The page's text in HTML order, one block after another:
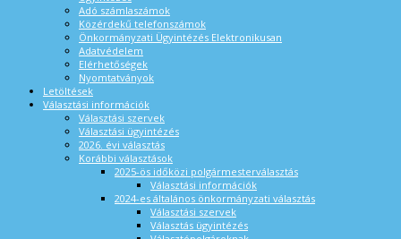
Adó számlaszámok
Közérdekű telefonszámok
Önkormányzati Ügyintézés Elektronikusan
Adatvédelem
Elérhetőségek
Nyomtatványok
Letöltések
Választási információk
Választási szervek
Választási ügyintézés
2026. évi választás
Korábbi választások
2025-ös időközi polgármesterválasztás
Választási információk
2024-es általános önkormányzati választás
Választási szervek
Választás ügyintézés